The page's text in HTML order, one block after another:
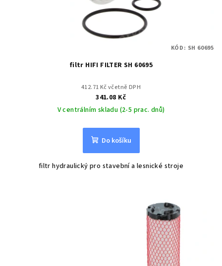
filtr HIFI FILTER SH 60695
412.71 Kč včetně DPH
341.08 Kč
V centrálním skladu (2-5 prac. dnů)
Do košíku
filtr hydraulický pro stavební a lesnické stroje
KÓD: SH 60695